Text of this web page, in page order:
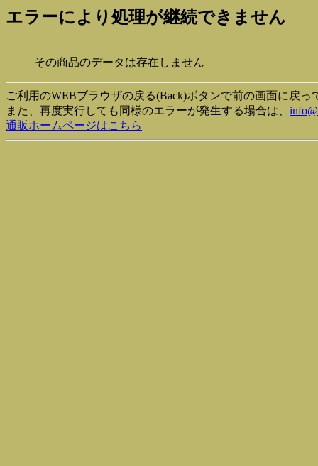
エラーにより処理が継続できません
その商品のデータは存在しません
ご利用のWEBブラウザの戻る(Back)ボタンで前の画面に戻っ
また、再度実行しても同様のエラーが発生する場合は、
通販ホームページはこちら